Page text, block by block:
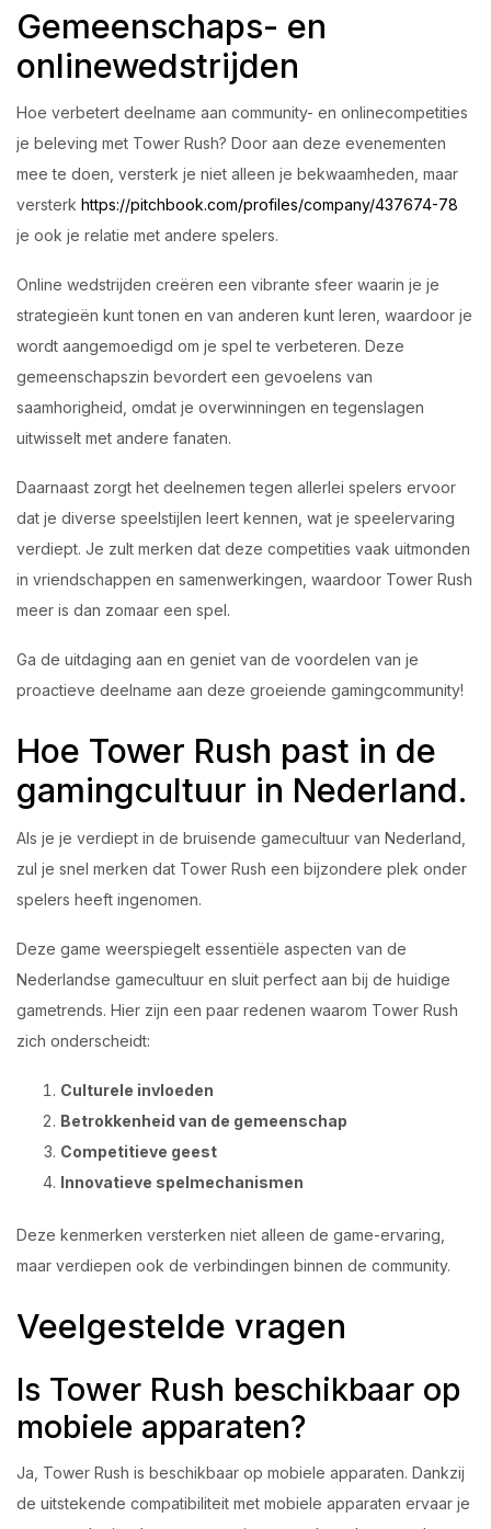
Gemeenschaps- en
onlinewedstrijden
Hoe verbetert deelname aan community- en onlinecompetities
je beleving met Tower Rush? Door aan deze evenementen
mee te doen, versterk je niet alleen je bekwaamheden, maar
versterk https://pitchbook.com/profiles/company/437674-78
je ook je relatie met andere spelers.
Online wedstrijden creëren een vibrante sfeer waarin je je
strategieën kunt tonen en van anderen kunt leren, waardoor je
wordt aangemoedigd om je spel te verbeteren. Deze
gemeenschapszin bevordert een gevoelens van
saamhorigheid, omdat je overwinningen en tegenslagen
uitwisselt met andere fanaten.
Daarnaast zorgt het deelnemen tegen allerlei spelers ervoor
dat je diverse speelstijlen leert kennen, wat je speelervaring
verdiept. Je zult merken dat deze competities vaak uitmonden
in vriendschappen en samenwerkingen, waardoor Tower Rush
meer is dan zomaar een spel.
Ga de uitdaging aan en geniet van de voordelen van je
proactieve deelname aan deze groeiende gamingcommunity!
Hoe Tower Rush past in de
gamingcultuur in Nederland.
Als je je verdiept in de bruisende gamecultuur van Nederland,
zul je snel merken dat Tower Rush een bijzondere plek onder
spelers heeft ingenomen.
Deze game weerspiegelt essentiële aspecten van de
Nederlandse gamecultuur en sluit perfect aan bij de huidige
gametrends. Hier zijn een paar redenen waarom Tower Rush
zich onderscheidt:
Culturele invloeden
Betrokkenheid van de gemeenschap
Competitieve geest
Innovatieve spelmechanismen
Deze kenmerken versterken niet alleen de game-ervaring,
maar verdiepen ook de verbindingen binnen de community.
Veelgestelde vragen
Is Tower Rush beschikbaar op
mobiele apparaten?
Ja, Tower Rush is beschikbaar op mobiele apparaten. Dankzij
de uitstekende compatibiliteit met mobiele apparaten ervaar je